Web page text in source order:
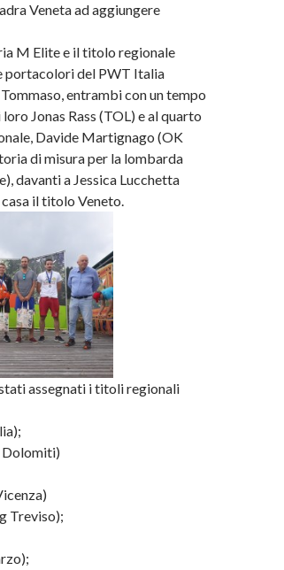
Veneta ad aggiungere
M Elite e il titolo regionale
portacolori del PWT Italia
entrambi con un tempo
Jonas Rass (TOL) e al quarto
Davide Martignago (OK
di misura per la lombarda
davanti a Jessica Lucchetta
il titolo Veneto.
assegnati i titoli regionali
Treviso);